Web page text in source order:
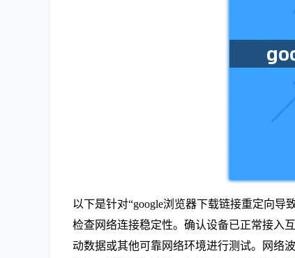
以下是针对“google浏览器下载链接重定向导
检查网络连接稳定性。确认设备已正常接入
动数据或其他可靠网络环境进行测试。网络